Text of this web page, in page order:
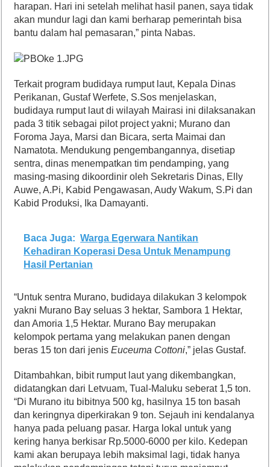
harapan. Hari ini setelah melihat hasil panen, saya tidak
akan mundur lagi dan kami berharap pemerintah bisa
bantu dalam hal pemasaran,” pinta Nabas.
Terkait program budidaya rumput laut, Kepala Dinas
Perikanan, Gustaf Werfete, S.Sos menjelaskan,
budidaya rumput laut di wilayah Mairasi ini dilaksanakan
pada 3 titik sebagai pilot project yakni; Murano dan
Foroma Jaya, Marsi dan Bicara, serta Maimai dan
Namatota. Mendukung pengembangannya, disetiap
sentra, dinas menempatkan tim pendamping, yang
masing-masing dikoordinir oleh Sekretaris Dinas, Elly
Auwe, A.Pi, Kabid Pengawasan, Audy Wakum, S.Pi dan
Kabid Produksi, Ika Damayanti.
Baca Juga: Warga Egerwara Nantikan
Kehadiran Koperasi Desa Untuk Menampung
Hasil Pertanian
“Untuk sentra Murano, budidaya dilakukan 3 kelompok
yakni Murano Bay seluas 3 hektar, Sambora 1 Hektar,
dan Amoria 1,5 Hektar. Murano Bay merupakan
kelompok pertama yang melakukan panen dengan
beras 15 ton dari jenisEuceuma Cottoni,” jelas Gustaf.
Ditambahkan, bibit rumput laut yang dikembangkan,
didatangkan dari Letvuam, Tual-Maluku seberat 1,5 ton.
“Di Murano itu bibitnya 500 kg, hasilnya 15 ton basah
dan keringnya diperkirakan 9 ton. Sejauh ini kendalanya
hanya pada peluang pasar. Harga lokal untuk yang
kering hanya berkisar Rp.5000-6000 per kilo. Kedepan
kami akan berupaya lebih maksimal lagi, tidak hanya